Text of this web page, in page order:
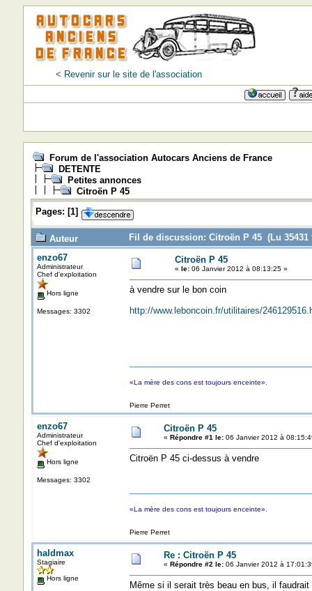
< Revenir sur le site de l'association
Forum de l'association Autocars Anciens de France
DETENTE
Petites annonces
Citroën P 45
Pages: [1]
Auteur
Fil de discussion: Citroën P 45 (Lu 35431
enzo67
Administrateur
Chef d'exploitation
Hors ligne
Messages: 3302
Citroën P 45
« le:06 Janvier 2012 à 08:13:25 »
à vendre sur le bon coin
http://www.leboncoin.fr/utilitaires/
«La mère des cons est toujours enceinte».
Pierre Perret
enzo67
Administrateur
Chef d'exploitation
Hors ligne
Messages: 3302
Citroën P 45
« Répondre #1 le:06 Janvier 2012 à
Citroën P 45 ci-dessus à vendre
«La mère des cons est toujours enceinte».
Pierre Perret
haldmax
Stagiaire
Hors ligne
Re : Citroën P 45
« Répondre #2 le:06 Janvier 2012 à
Même si il serait très beau en bus, il